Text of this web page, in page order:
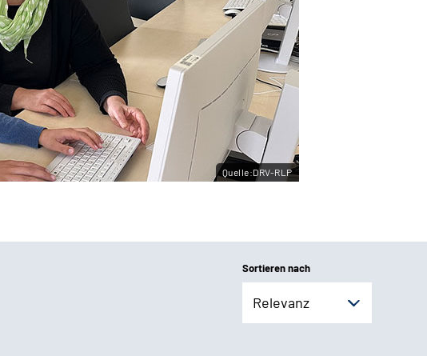
Quelle:DRV-RLP
Sortieren nach
Relevanz